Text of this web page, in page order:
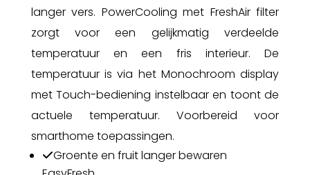
langer vers. PowerCooling met FreshAir filter
zorgt voor een gelijkmatig verdeelde
temperatuur en een fris interieur. De
temperatuur is via het Monochroom display
met Touch-bediening instelbaar en toont de
actuele temperatuur. Voorbereid voor
smarthome toepassingen.
Groente en fruit langer bewaren